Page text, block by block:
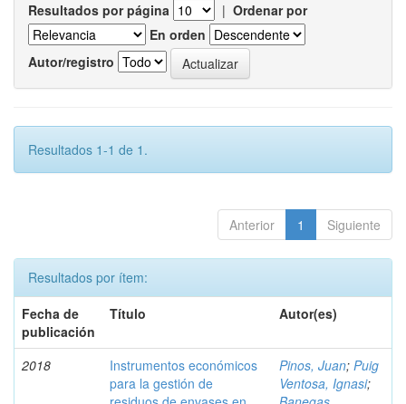
Resultados por página | Ordenar por
En orden
Autor/registro
Resultados 1-1 de 1.
Anterior 1 Siguiente
Resultados por ítem:
Fecha de
publicación
Título Autor(es)
2018
Instrumentos económicos
para la gestión de
Pinos, Juan; Puig
Ventosa, Ignasi;